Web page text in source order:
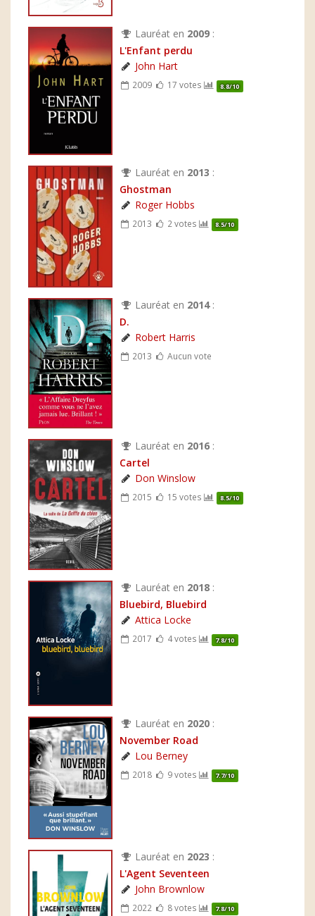
Lauréat en 2009 :
L'Enfant perdu
John Hart
2009 17 votes 8.8/10
Lauréat en 2013 :
Ghostman
Roger Hobbs
2013 2 votes 8.5/10
Lauréat en 2014:
D.
Robert Harris
2013 Aucun vote
Lauréat en 2016 :
Cartel
Don Winslow
2015 15 votes 8.5/10
Lauréat en 2018 :
Bluebird, Bluebird
Attica Locke
2017 4 votes 7.8/10
Lauréat en 2020 :
November Road
Lou Berney
2018 9 votes 7.7/10
Lauréat en 2023 :
L'Agent Seventeen
John Brownlow
2022 8 votes 7.8/10